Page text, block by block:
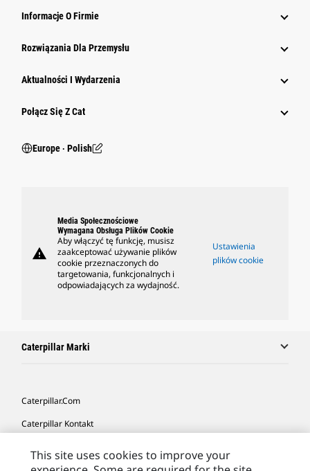
Informacje O Firmie
Rozwiązania Dla Przemysłu
Aktualności I Wydarzenia
Połącz Się Z Cat
Europe ‧ Polish
warning
Media Społecznościowe
Wymagana Obsługa Plików Cookie
Aby włączyć tę funkcję, musisz
zaakceptować używanie plików
cookie przeznaczonych do
targetowania, funkcjonalnych i
odpowiadających za wydajność.
Ustawienia
plików cookie
Caterpillar Marki
Caterpillar.com
Caterpillar Kontakt
This site uses cookies to improve your